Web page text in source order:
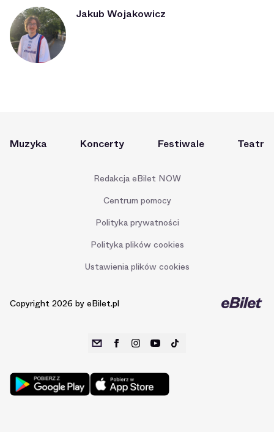
Jakub Wojakowicz
Muzyka Koncerty Festiwale Teatr
Redakcja eBilet NOW
Centrum pomocy
Polityka prywatności
Polityka plików cookies
Ustawienia plików cookies
Copyright 2026 by eBilet.pl